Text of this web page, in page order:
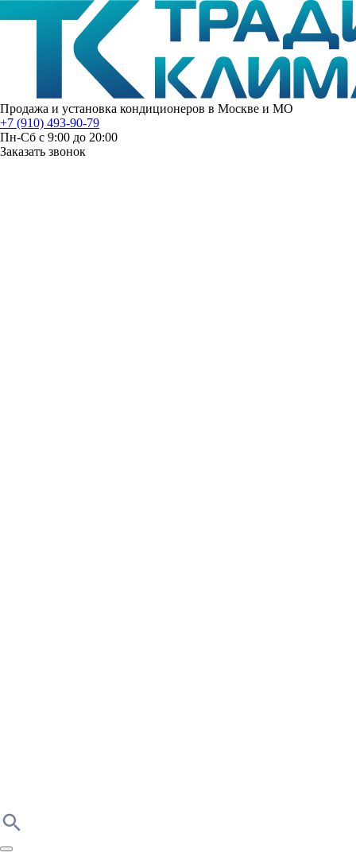
Продажа и установка кондиционеров в Москве и МО
+7 (910) 493-90-79
Пн-Сб с 9:00 до 20:00
Заказать звонок